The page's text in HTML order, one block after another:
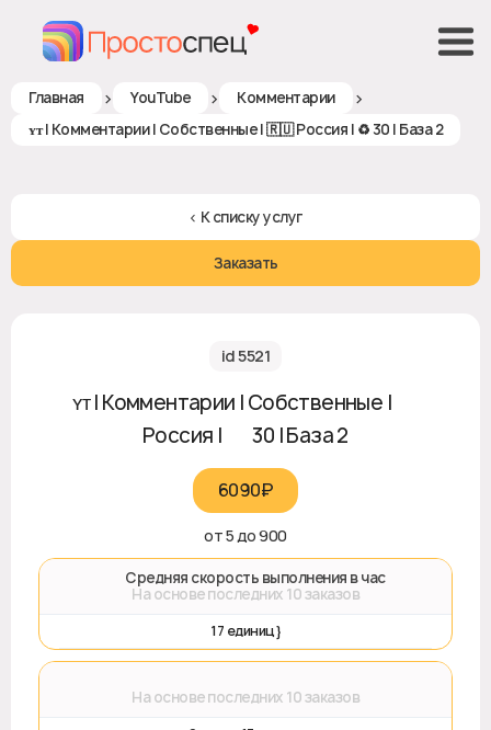
Главная > YouTube > Комментарии >
ʏᴛ | Комментарии | Собственные | 🇷🇺 Россия | ♻ 30 | База 2
< К списку услуг
Заказать
id 5521
ʏᴛ | Комментарии | Собственные | 🇷🇺
Россия | ♻ 30 | База 2
6090₽‎
от 5 до 900
🚀 Средняя скорость выполнения в час
На основе последних 10 заказов
17 единиц}
На основе последних 10 заказов